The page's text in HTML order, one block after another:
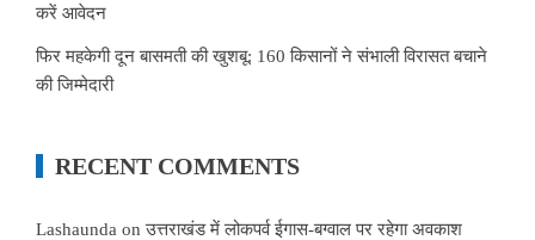
करें आवेदन
फिर महकेगी दून बासमती की खुशबू: 160 किसानों ने संभाली विरासत बचाने
की जिम्मेदारी
RECENT COMMENTS
Lashaunda onउत्तराखंड में लोकपर्व ईगास-बग्वाल पर रहेगा अवकाश